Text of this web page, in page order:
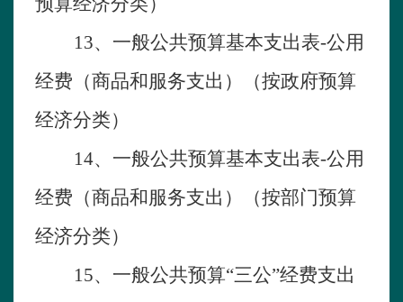
13、一般公共预算基本支出表-公用
经费（商品和服务支出）（按政府预算
经济分类）
14、一般公共预算基本支出表-公用
经费（商品和服务支出）（按部门预算
经济分类）
15、一般公共预算“三公”经费支出